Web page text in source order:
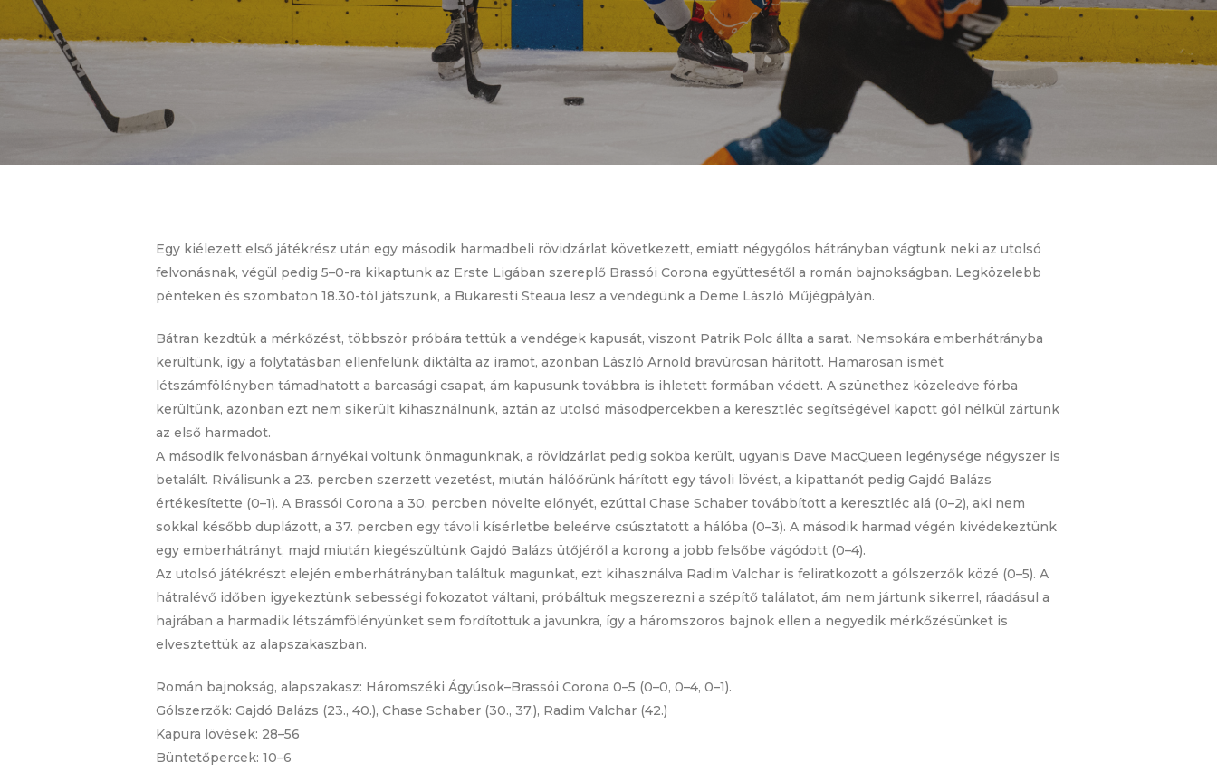
Egy kiélezett első játékrész után egy második harmadbeli rövidzárlat következett, emiatt négygólos hátrányban vágtunk neki az utolsó
felvonásnak, végül pedig 5–0-ra kikaptunk az Erste Ligában szereplő Brassói Corona együttesétől a román bajnokságban. Legközelebb
pénteken és szombaton 18.30-tól játszunk, a Bukaresti Steaua lesz a vendégünk a Deme László Műjégpályán.
Bátran kezdtük a mérkőzést, többször próbára tettük a vendégek kapusát, viszont Patrik Polc állta a sarat. Nemsokára emberhátrányba
kerültünk, így a folytatásban ellenfelünk diktálta az iramot, azonban László Arnold bravúrosan hárított. Hamarosan ismét
létszámfölényben támadhatott a barcasági csapat, ám kapusunk továbbra is ihletett formában védett. A szünethez közeledve fórba
kerültünk, azonban ezt nem sikerült kihasználnunk, aztán az utolsó másodpercekben a keresztléc segítségével kapott gól nélkül zártunk
az első harmadot.
A második felvonásban árnyékai voltunk önmagunknak, a rövidzárlat pedig sokba került, ugyanis Dave MacQueen legénysége négyszer is
betalált. Riválisunk a 23. percben szerzett vezetést, miután hálóőrünk hárított egy távoli lövést, a kipattanót pedig Gajdó Balázs
értékesítette (0–1). A Brassói Corona a 30. percben növelte előnyét, ezúttal Chase Schaber továbbított a keresztléc alá (0–2), aki nem
sokkal később duplázott, a 37. percben egy távoli kísérletbe beleérve csúsztatott a hálóba (0–3). A második harmad végén kivédekeztünk
egy emberhátrányt, majd miután kiegészültünk Gajdó Balázs ütőjéről a korong a jobb felsőbe vágódott (0–4).
Az utolsó játékrészt elején emberhátrányban találtuk magunkat, ezt kihasználva Radim Valchar is feliratkozott a gólszerzők közé (0–5). A
hátralévő időben igyekeztünk sebességi fokozatot váltani, próbáltuk megszerezni a szépítő találatot, ám nem jártunk sikerrel, ráadásul a
hajrában a harmadik létszámfölényünket sem fordítottuk a javunkra, így a háromszoros bajnok ellen a negyedik mérkőzésünket is
elvesztettük az alapszakaszban.
Román bajnokság, alapszakasz: Háromszéki Ágyúsok–Brassói Corona 0–5 (0–0, 0–4, 0–1).
Gólszerzők: Gajdó Balázs (23., 40.), Chase Schaber (30., 37.), Radim Valchar (42.)
Kapura lövések: 28–56
Büntetőpercek: 10–6